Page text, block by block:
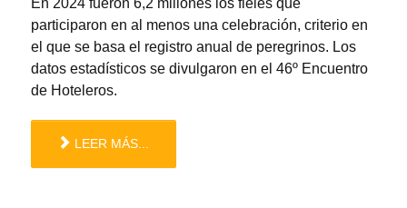
participaron en al menos una celebración, criterio en
el que se basa el registro anual de peregrinos. Los
datos estadísticos se divulgaron en el 46º Encuentro
de Hoteleros.
LEER MÁS...